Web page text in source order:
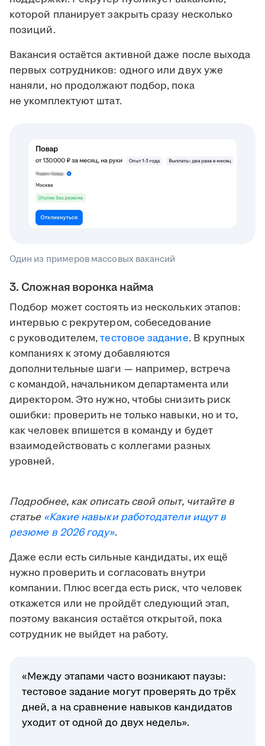
которой планирует закрыть сразу несколько
позиций.
Вакансия остаётся активной даже после выхода
первых сотрудников: одного или двух уже
наняли, но продолжают подбор, пока
не укомплектуют штат.
Один из примеров массовых вакансий
3. Сложная воронка найма
Подбор может состоять из нескольких этапов:
интервью с рекрутером, собеседование
с руководителем,тестовое задание. В крупных
компаниях к этому добавляются
дополнительные шаги — например, встреча
с командой, начальником департамента или
директором. Это нужно, чтобы снизить риск
ошибки: проверить не только навыки, но и то,
как человек впишется в команду и будет
взаимодействовать с коллегами разных
уровней.
Подробнее, как описать свой опыт, читайте в
статье «Какие навыки работодатели ищут в
резюме в 2026 году».
Даже если есть сильные кандидаты, их ещё
нужно проверить и согласовать внутри
компании. Плюс всегда есть риск, что человек
откажется или не пройдёт следующий этап,
поэтому вакансия остаётся открытой, пока
сотрудник не выйдет на работу.
«Между этапами часто возникают паузы:
тестовое задание могут проверять до трёх
дней, а на сравнение навыков кандидатов
уходит от одной до двух недель».